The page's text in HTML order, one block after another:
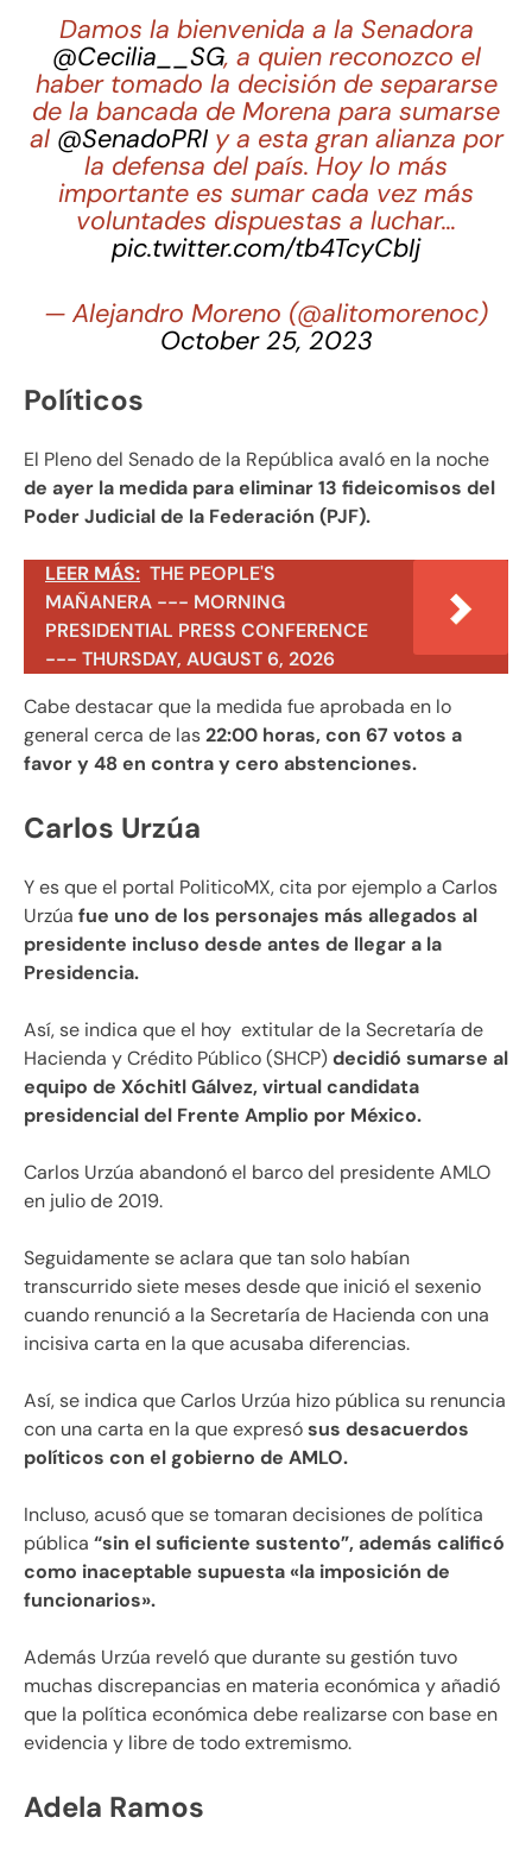
Damos la bienvenida a la Senadora
@Cecilia__SG, a quien reconozco el
haber tomado la decisión de separarse
de la bancada de Morena para sumarse
al @SenadoPRIy a esta gran alianza por
la defensa del país. Hoy lo más
importante es sumar cada vez más
voluntades dispuestas a luchar…
pic.twitter.com/tb4TcyCbIj
— Alejandro Moreno (@alitomorenoc)
October 25, 2023
Políticos
El Pleno del Senado de la República avaló en la noche
de ayer la medida para eliminar 13 fideicomisos del
Poder Judicial de la Federación (PJF).
LEER MÁS: THE PEOPLE'S
MAÑANERA --- MORNING
PRESIDENTIAL PRESS CONFERENCE
--- THURSDAY, AUGUST 6, 2026
Cabe destacar que la medida fue aprobada en lo
general cerca de las22:00 horas, con 67 votos a
favor y 48 en contra y cero abstenciones.
Carlos Urzúa
Y es que el portal PoliticoMX, cita por ejemplo a Carlos
Urzúa fue uno de los personajes más allegados al
presidente incluso desde antes de llegar a la
Presidencia.
Así, se indica que el hoy extitular de la Secretaría de
Hacienda y Crédito Público (SHCP)decidió sumarse al
equipo de Xóchitl Gálvez, virtual candidata
presidencial del Frente Amplio por México.
Carlos Urzúa abandonó el barco del presidente AMLO
en julio de 2019.
Seguidamente se aclara que tan solo habían
transcurrido siete meses desde que inició el sexenio
cuando renunció a la Secretaría de Hacienda con una
incisiva carta en la que acusaba diferencias.
Así, se indica que Carlos Urzúa hizo pública su renuncia
con una carta en la que expresósus desacuerdos
políticos con el gobierno de AMLO.
Incluso, acusó que se tomaran decisiones de política
pública “sin el suficiente sustento”, además calificó
como inaceptable supuesta «la imposición de
funcionarios».
Además Urzúa reveló que durante su gestión tuvo
muchas discrepancias en materia económica y añadió
que la política económica debe realizarse con base en
evidencia y libre de todo extremismo.
Adela Ramos